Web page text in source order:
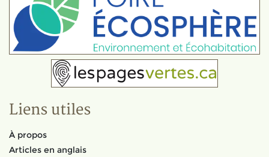
Liens utiles
À propos
Articles en anglais